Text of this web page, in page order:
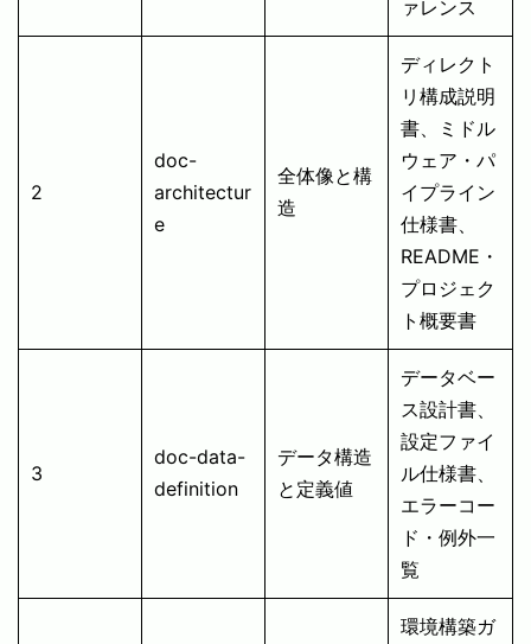
ァレンス
2
doc-
architectur
e
全体像と構
造
ディレクト
リ構成説明
書、ミドル
ウェア・パ
イプライン
仕様書、
README・
プロジェク
ト概要書
3
doc-data-
definition
データ構造
と定義値
データベー
ス設計書、
設定ファイ
ル仕様書、
エラーコー
ド・例外一
覧
環境構築ガ